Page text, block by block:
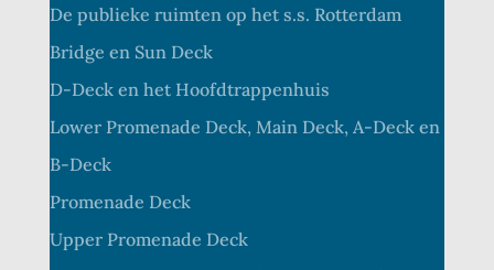
De publieke ruimten op het s.s. Rotterdam
Bridge en Sun Deck
D-Deck en het Hoofdtrappenhuis
Lower Promenade Deck, Main Deck, A-Deck en
B-Deck
Promenade Deck
Upper Promenade Deck